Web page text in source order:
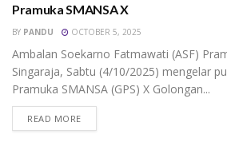
Pramuka SMANSA X
BY PANDU OCTOBER 5, 2025
Ambalan Soekarno Fatmawati (ASF)
Singaraja, Sabtu (4/10/2025) mengelar
Pramuka SMANSA (GPS) X Golongan...
READ MORE